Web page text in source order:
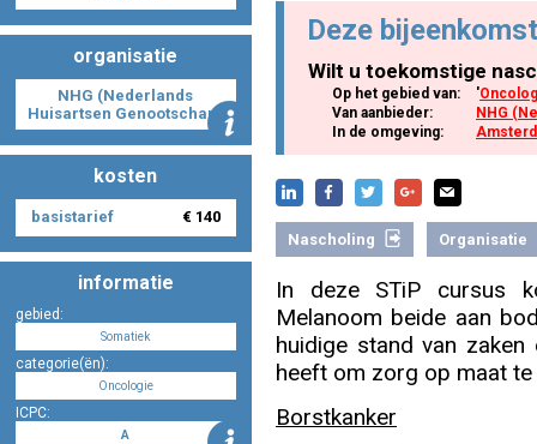
Nascholingen op aanvraag (in-company)
Nascholing aanmelden
Zoek op kaart
organisatie
NHG (Nederlands
Huisartsen Genootschap)
kosten
basistarief € 140
informatie
gebied:
Somatiek
categorie(ën):
Oncologie
ICPC:
A
Deze
Wilt u toekomstige
Op het gebied van: '
Van aanbieder:
NHG
In de omgeving:
Nascholing Organisatie
In deze STiP cursus
Melanoom beide aan
huidige stand van
heeft om zorg op maat
Borstkanker